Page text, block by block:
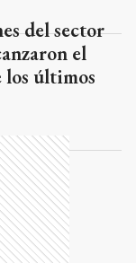
el
últimos